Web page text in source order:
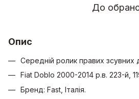
До
Опис
Середній ролик правих зсувних
Fiat Doblo 2000-2014 р.в. 223-й,
Бренд: Fast, Італія.